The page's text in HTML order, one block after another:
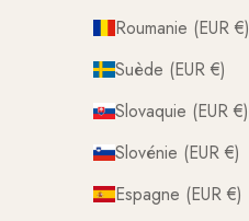
Roumanie (EUR €)
Suède (EUR €)
Slovaquie (EUR €)
Slovénie (EUR €)
Espagne (EUR €)